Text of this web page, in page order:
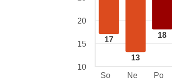
17
13
18
20
15
10
So
Ne Po